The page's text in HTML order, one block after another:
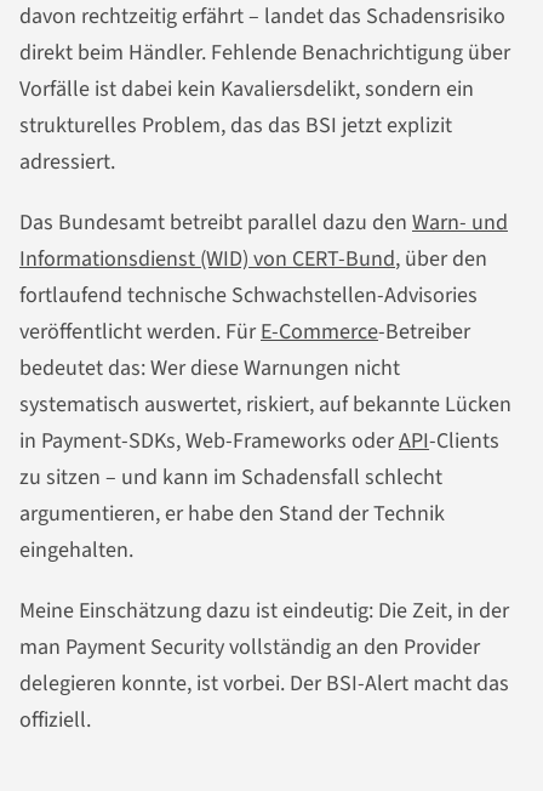
davon rechtzeitig erfährt – landet das Schadensrisiko
direkt beim Händler. Fehlende Benachrichtigung über
Vorfälle ist dabei kein Kavaliersdelikt, sondern ein
strukturelles Problem, das das BSI jetzt explizit
adressiert.
Das Bundesamt betreibt parallel dazu den Warn- und
Informationsdienst (WID) von CERT-Bund, über den
fortlaufend technische Schwachstellen-Advisories
veröffentlicht werden. FürE-Commerce-Betreiber
bedeutet das: Wer diese Warnungen nicht
systematisch auswertet, riskiert, auf bekannte Lücken
in Payment-SDKs, Web-Frameworks oderAPI-Clients
zu sitzen – und kann im Schadensfall schlecht
argumentieren, er habe den Stand der Technik
eingehalten.
Meine Einschätzung dazu ist eindeutig: Die Zeit, in der
man Payment Security vollständig an den Provider
delegieren konnte, ist vorbei. Der BSI-Alert macht das
offiziell.